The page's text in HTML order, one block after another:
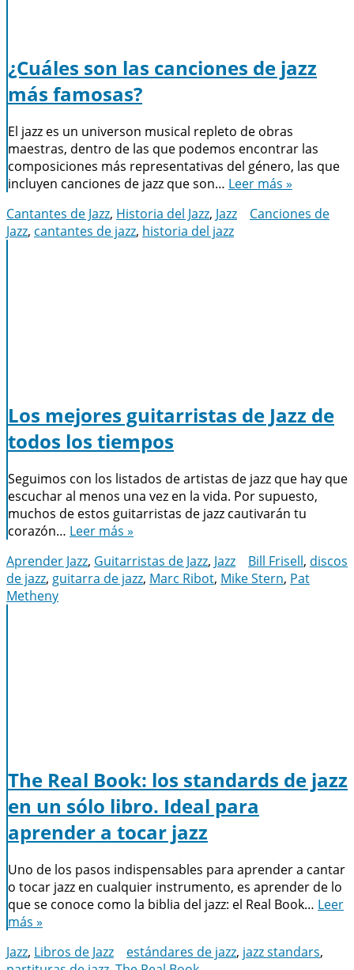
¿Cuáles son las canciones de jazz
más famosas?
El jazz es un universon musical repleto de obras
maestras, dentro de las que podemos encontrar las
composiciones más representativas del género, las que
incluyen canciones de jazz que son… Leer más »
Cantantes de Jazz, Historia del Jazz, Jazz
Canciones de
Jazz, cantantes de jazz, historia del jazz
Los mejores guitarristas de Jazz de
todos los tiempos
Seguimos con los listados de artistas de jazz que hay que
escuchar al menos una vez en la vida. Por supuesto,
muchos de estos guitarristas de jazz cautivarán tu
corazón… Leer más »
Aprender Jazz, Guitarristas de Jazz, Jazz Bill Frisell, discos
de jazz, guitarra de jazz, Marc Ribot, Mike Stern, Pat
Metheny
The Real Book: los standards de jazz
en un sólo libro. Ideal para
aprender a tocar jazz
Uno de los pasos indispensables para aprender a cantar
o tocar jazz en cualquier instrumento, es aprender de lo
que se conoce como la biblia del jazz: el Real Book… Leer
más »
Jazz, Libros de Jazz estándares de jazz, jazz standars,